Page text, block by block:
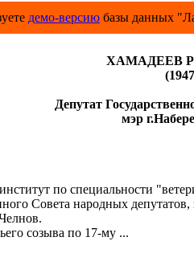
демо-версию базы данных
ХАМАДЕЕВ
Депутат
мэр
по специальности
Совета народных
созыва по 17-му ...